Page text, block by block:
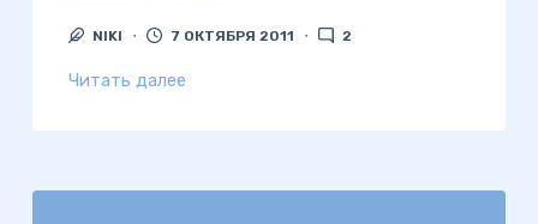
NIKI 7 ОКТЯБРЯ 2011 2
Читать далее